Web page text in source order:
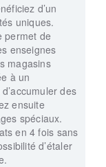
d’un
uniques.
permet de
enseignes
magasins
à un
des
ensuite
spéciaux.
en 4 fois sans
d’étaler